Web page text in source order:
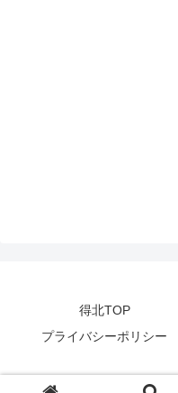
得北TOP
プライバシーポリシー